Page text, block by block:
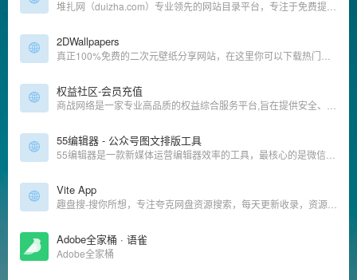
2DWallpapers
权益社区-会员充值
55编辑器 - 公众号图文排版工具
Vite App
Adobe全家桶 · 语雀
Adobe全家桶